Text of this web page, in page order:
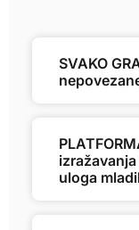
SVAKO
uloga